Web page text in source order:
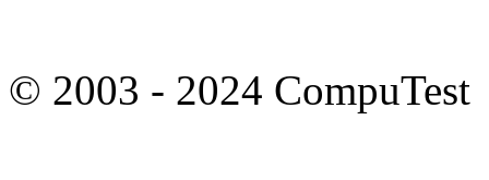
© 2003 - 2024 CompuTest